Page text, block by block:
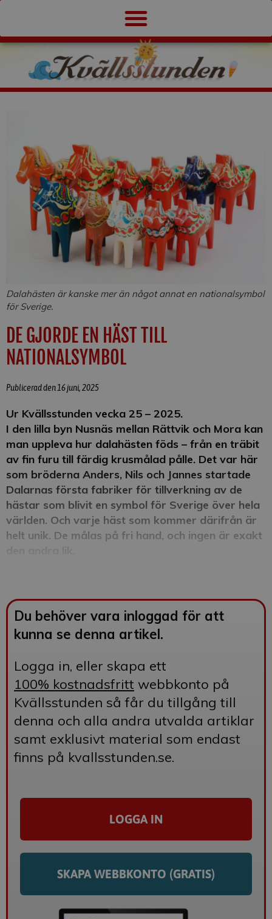
Dalahästen är kanske mer än något annat en nationalsymbol
för Sverige.
DE GJORDE EN HÄST TILL
NATIONALSYMBOL
Publicerad den 16 juni, 2025
Ur Kvällsstunden vecka 25 – 2025.
I den lilla byn Nusnäs mellan Rättvik och Mora kan
man uppleva hur dalahästen föds – från en träbit
av fin furu till färdig krusmålad pålle. Det var här
som bröderna Anders, Nils och Jannes startade
Dalarnas första fabriker för tillverkning av de
hästar som blivit en symbol för Sverige över hela
världen. Och varje häst som kommer därifrån är
helt unik. De målas på fri hand, och ingen är exakt
Du behöver vara inloggad för att
kunna se denna artikel.
Logga in, eller skapa ett
100% kostnadsfritt webbkonto på
Kvällsstunden så får du tillgång till
denna och alla andra utvalda artiklar
samt exklusivt material som endast
finns på kvallsstunden.se.
LOGGA IN
SKAPA WEBBKONTO (GRATIS)